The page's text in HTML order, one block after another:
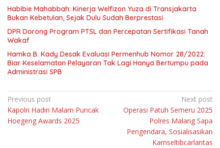
Habibie Mahabbah: Kinerja Welfizon Yuza di Transjakarta
Bukan Kebetulan, Sejak Dulu Sudah Berprestasi
DPR Dorong Program PTSL dan Percepatan Sertifikasi Tanah
Wakaf
Hamka B. Kady Desak Evaluasi Permenhub Nomor 28/2022:
Biar Keselamatan Pelayaran Tak Lagi Hanya Bertumpu pada
Administrasi SPB
Navigasi
pos
Previous post
Kapolri Hadiri Malam Puncak
Hoegeng Awards 2025
Next post
Operasi Patuh Semeru 2025
Polres Malang Sapa
Pengendara, Sosialisasikan
Kamseltibcarlantas